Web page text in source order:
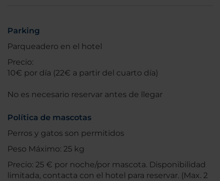
Parking
Parqueadero en el hotel
Precio:
10€ por día (22€ a partir del cuarto día)
No es necesario reservar antes de llegar
Política de mascotas
Perros y gatos son permitidos
Peso Máximo: 25 kg
Precio: 25 € por noche/por mascota. Disponibilidad
limitada, contacta con el hotel para reservar. (Max. 2